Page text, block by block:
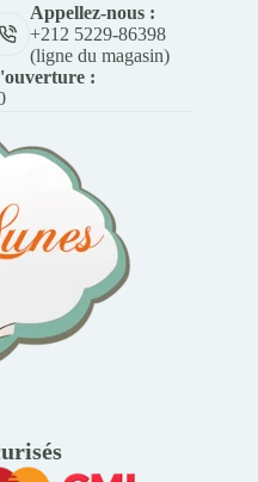
Appellez-nous :
+212 5229-86398
(ligne du magasin)
: